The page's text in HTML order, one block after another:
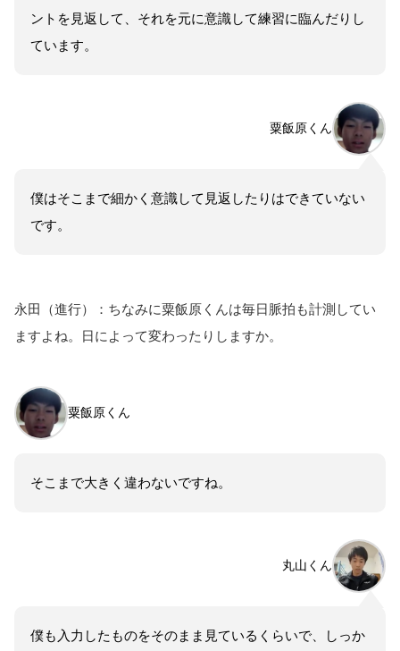
ントを見返して、それを元に意識して練習に臨んだりし
ています。
僕はそこまで細かく意識して見返したりはできていない
です。
粟飯原くん
永田（進行）：ちなみに粟飯原くんは毎日脈拍も計測してい
ますよね。日によって変わったりしますか。
そこまで大きく違わないですね。
粟飯原くん
僕も入力したものをそのまま見ているくらいで、しっか
丸山くん